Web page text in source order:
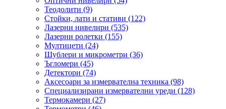
Теодолити (9)
Стойки, лати и стативи (122)
Лазерни нивелири (535)
Лазерни ролетки (155)
Мултицети (24)
Шублери и микрометри (36)
Ъгломери (45)
Детектори (74)
Аксесоари за измервателна техника (98)
Специализирани измервателни уреди (128)
Термокамери (27)